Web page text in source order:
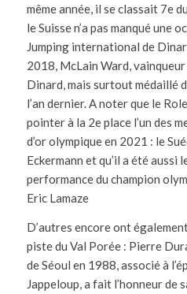
même année, il se classait 7e
le Suisse n’a pas manqué une
Jumping international de
2018, McLain Ward,
Dinard, mais surtout médaillé
l’an dernier. A noter que le
pointer à la 2e place l’un des
d’or olympique en 2021 : le
Eckermann et qu’il a été aussi
performance du champion
Eric Lamaze
D’autres encore ont
piste du Val Porée : Pierre
de Séoul en 1988, associé à
Jappeloup, a fait l’honneur de